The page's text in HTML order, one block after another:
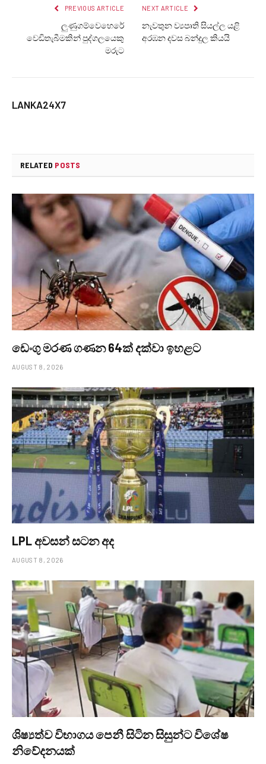
PREVIOUS ARTICLE
ලුණුගම්වෙහෙරේ
වෙඩිතැබීමකින් පුද්ගලයෙකු
මරුට
NEXT ARTICLE
නැවතුන ව්‍යපෘති සියල්ල යළි
අරඹන දවස බන්දුල කියයි
LANKA24X7
RELATED POSTS
ඩෙංගු මරණ ගණන 64ක් දක්වා ඉහළට
AUGUST 8, 2026
LPL අවසන් සටන අද
AUGUST 8, 2026
ශිෂ්‍යත්ව විභාගය පෙනී සිටින සිසුන්ට විශේෂ
නිවේදනයක්